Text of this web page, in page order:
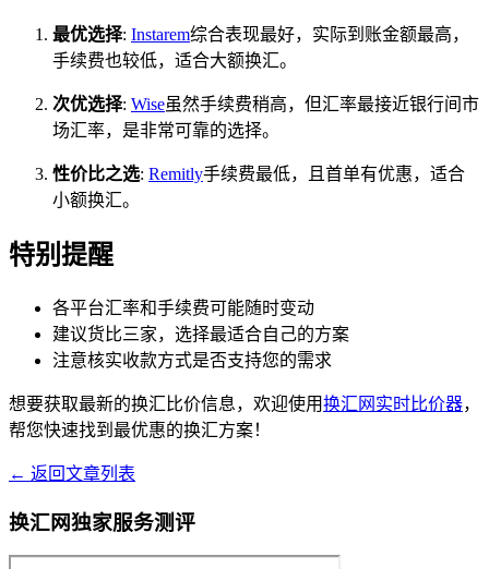
最优选择: Instarem综合表现最好，实际到账金额最高，
手续费也较低，适合大额换汇。
次优选择: Wise虽然手续费稍高，但汇率最接近银行间市
场汇率，是非常可靠的选择。
性价比之选: Remitly手续费最低，且首单有优惠，适合
小额换汇。
特别提醒
各平台汇率和手续费可能随时变动
建议货比三家，选择最适合自己的方案
注意核实收款方式是否支持您的需求
想要获取最新的换汇比价信息，欢迎使用换汇网实时比价器，
帮您快速找到最优惠的换汇方案！
← 返回文章列表
换汇网独家服务测评